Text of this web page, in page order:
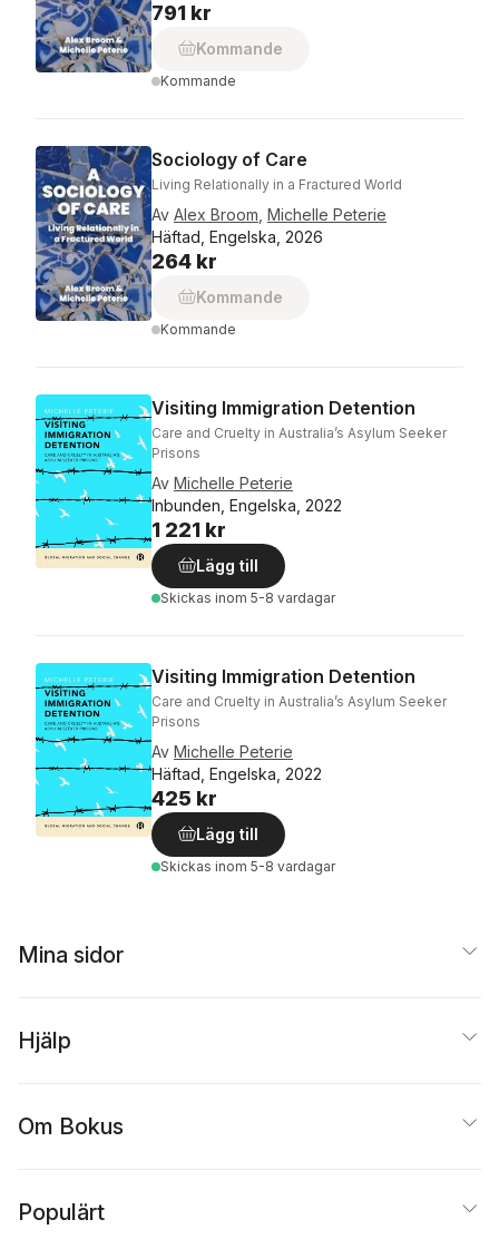
791 kr
Kommande
Kommande
Sociology of Care
Living Relationally in a Fractured World
Av Alex Broom Michelle Peterie
Häftad, Engelska, 2026
264 kr
Kommande
Kommande
Visiting Immigration Detention
Care and Cruelty in Australia’s Asylum Seeker
Prisons
Av Michelle Peterie
Inbunden, Engelska, 2022
1 221 kr
Lägg till
Skickas inom 5-8 vardagar
Visiting Immigration Detention
Care and Cruelty in Australia’s Asylum Seeker
Prisons
Av Michelle Peterie
Häftad, Engelska, 2022
425 kr
Lägg till
Skickas inom 5-8 vardagar
Mina sidor
Hjälp
Om Bokus
Populärt